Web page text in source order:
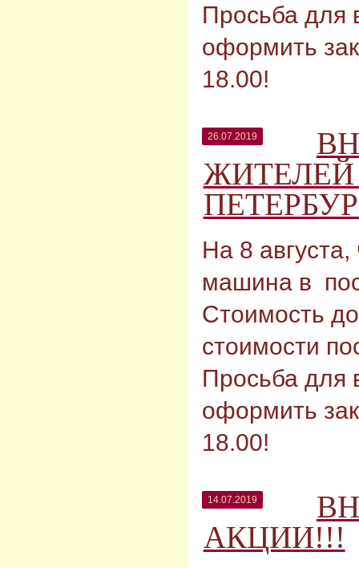
Просьба для
оформить
18.00!
26.07.2019
ЖИТЕЛЕЙ
На 8 августа,
машина в
Стоимость
стоимости
Просьба для
оформить
18.00!
14.07.2019
АКЦИИ!!!